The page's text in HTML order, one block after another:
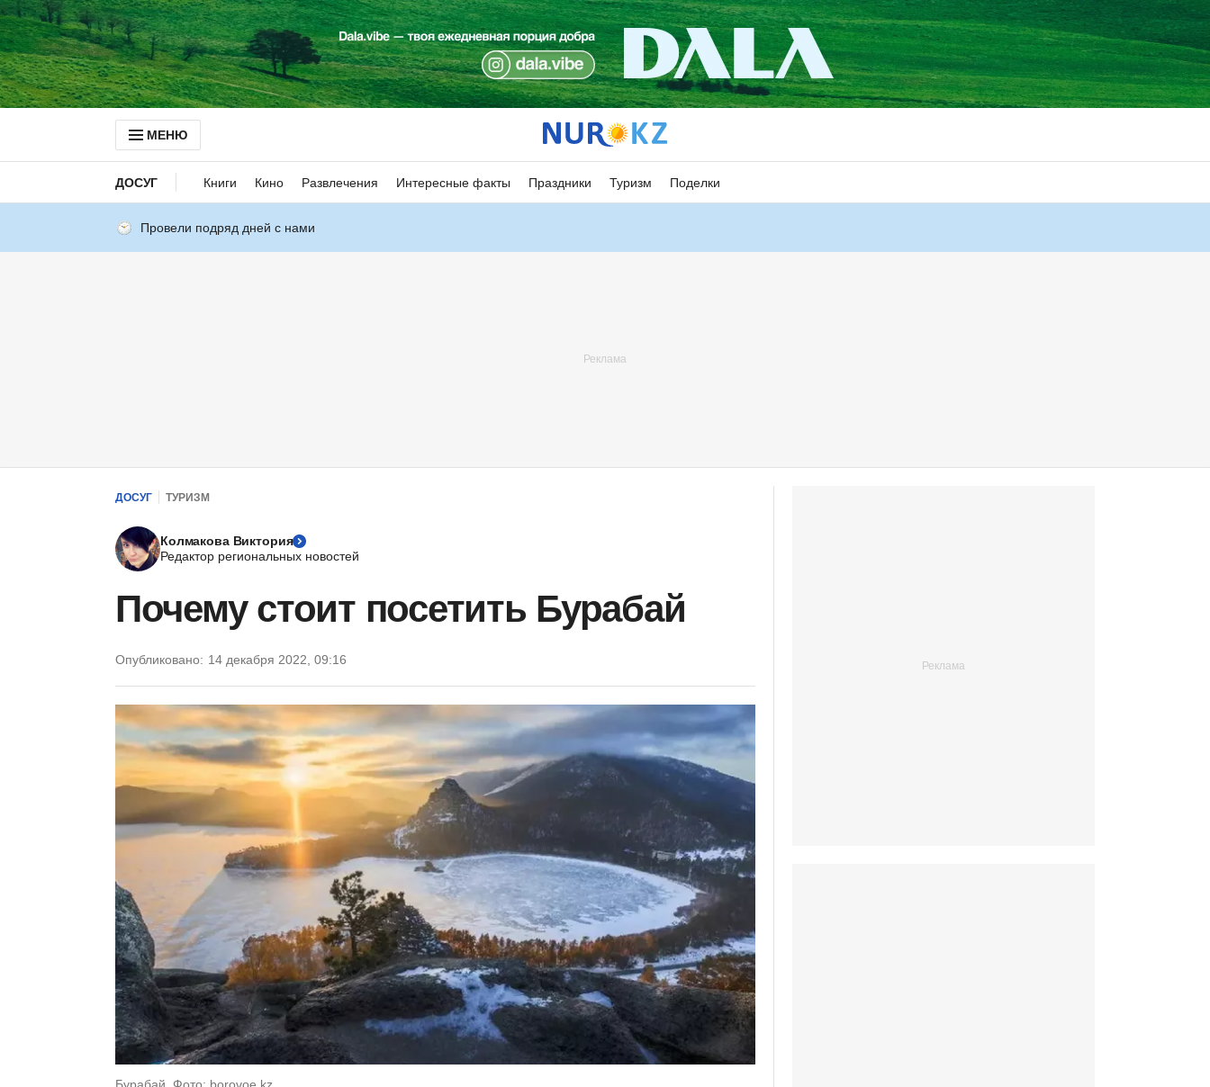
МЕНЮ
ДОСУГ Книги Кино Развлечения Интересные факты Праздники Туризм Поделки
Провели подряд дней с нами
ДОСУГ ТУРИЗМ
Колмакова Виктория
Редактор региональных новостей
Почему стоит посетить Бурабай
Опубликовано: 14 декабря 2022, 09:16